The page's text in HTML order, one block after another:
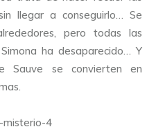
llegar a conseguirlo… Se
pero todas las
ha desaparecido… Y
Sauve se convierten en